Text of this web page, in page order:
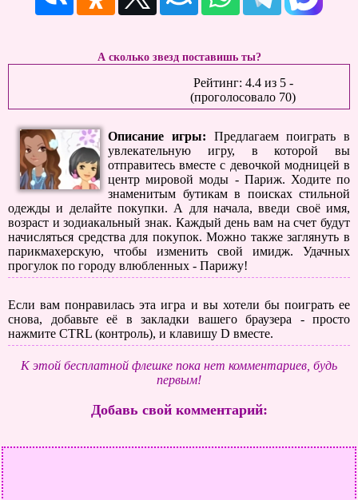
А сколько звезд поставишь ты?
Рейтинг: 4.4из 5-
(проголосовало 70)
Описание игры:
Предлагаем поиграть в
увлекательную игру, в которой вы
отправитесь вместе с девочкой модницей в
центр мировой моды - Париж. Ходите по
знаменитым бутикам в поисках стильной
одежды и делайте покупки. А для начала, введи своё имя,
возраст и зодиакальный знак. Каждый день вам на счет будут
начисляться средства для покупок. Можно также заглянуть в
парикмахерскую, чтобы изменить свой имидж. Удачных
прогулок по городу влюбленных - Парижу!
Если вам понравилась эта игра и вы хотели бы поиграть ее
снова, добавьте её в закладки вашего браузера - просто
нажмите CTRL (контроль), и клавишу D вместе.
К этой бесплатной флешке пока нет комментариев, будь
первым!
Добавь свой комментарий: